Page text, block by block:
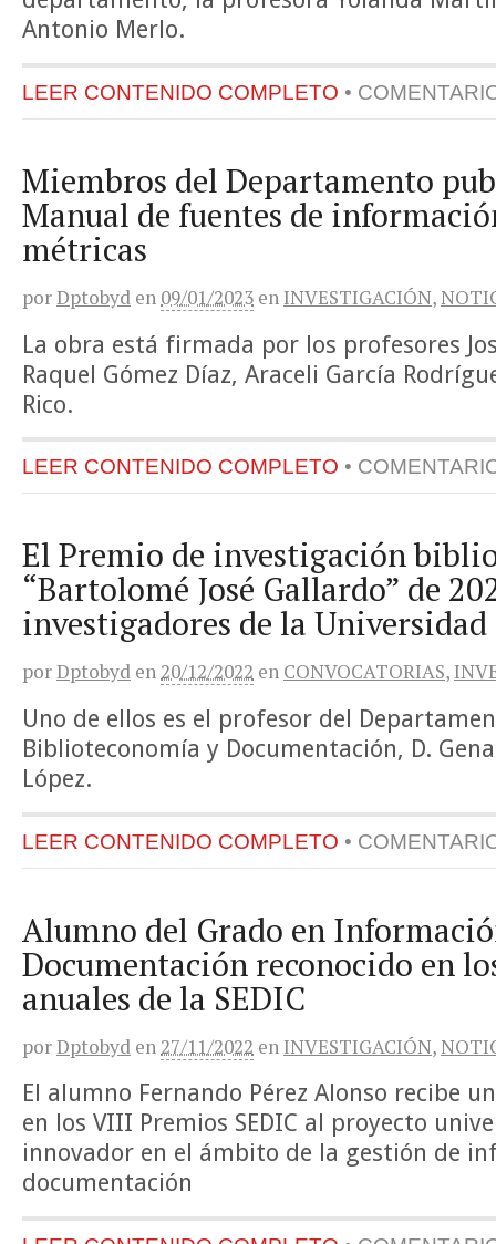
Antonio Merlo.
LEER CONTENIDO COMPLETO •
Miembros del Departamento
Manual de fuentes de
métricas
porDptobyd en 09/01/2023 enINVESTIGACIÓN,
La obra está firmada por los profesores
Raquel Gómez Díaz, Araceli García
Rico.
LEER CONTENIDO COMPLETO •
El Premio de investigación
“Bartolomé José Gallardo” de
investigadores de la Universidad
porDptobyd en 20/12/2022 en CONVOCATORIAS,
Uno de ellos es el profesor del
Biblioteconomía y Documentación, D.
López.
LEER CONTENIDO COMPLETO •
Alumno del Grado en
Documentación reconocido en
anuales de la SEDIC
porDptobyd en 27/11/2022 enINVESTIGACIÓN,
El alumno Fernando Pérez Alonso recibe
en los VIII Premios SEDIC al proyecto
innovador en el ámbito de la gestión de
documentación